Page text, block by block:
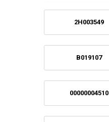
2H003549
B019107
00000004510